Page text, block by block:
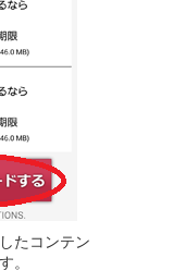
たコンテン
。